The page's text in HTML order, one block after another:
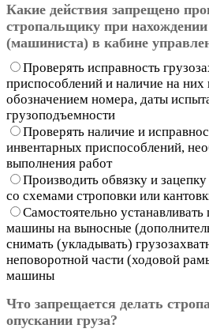
Какие действия запрещено
стропальщику при
(машиниста) в кабине
Проверять исправность
приспособлений и наличие на них
обозначением номера, даты
грузоподъемности
Проверять наличие и
инвентарных приспособлений,
выполнения работ
Производить обвязку и зацепку
со схемами строповки или
Самостоятельно
машины на выносные
снимать (укладывать)
неповоротной части (ходовой
машины
Что запрещается делать
опускании груза?